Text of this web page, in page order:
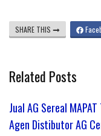
SHARE THIS
Related Posts
Jual AG Sereal MAPAT
Agen Distibutor AG